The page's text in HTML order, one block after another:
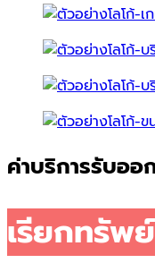
ค่าบริการรับออ
เรียกทรัพย์